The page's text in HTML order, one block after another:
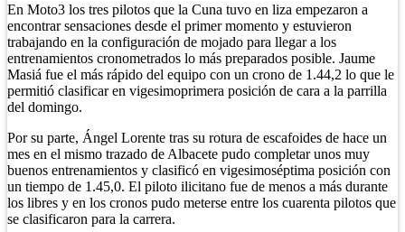
En Moto3 los tres pilotos que la Cuna tuvo en liza empezaron a
encontrar sensaciones desde el primer momento y estuvieron
trabajando en la configuración de mojado para llegar a los
entrenamientos cronometrados lo más preparados posible. Jaume
Masiá fue el más rápido del equipo con un crono de 1.44,2 lo que le
permitió clasificar en vigesimoprimera posición de cara a la parrilla
del domingo.
Por su parte, Ángel Lorente tras su rotura de escafoides de hace un
mes en el mismo trazado de Albacete pudo completar unos muy
buenos entrenamientos y clasificó en vigesimoséptima posición con
un tiempo de 1.45,0. El piloto ilicitano fue de menos a más durante
los libres y en los cronos pudo meterse entre los cuarenta pilotos que
se clasificaron para la carrera.